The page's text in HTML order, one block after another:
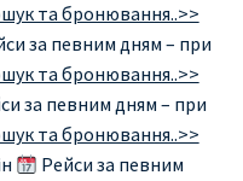
та бронювання..>>
за певним дням – при
та бронювання..>>
за певним дням – при
та бронювання..>>
Рейси за певним